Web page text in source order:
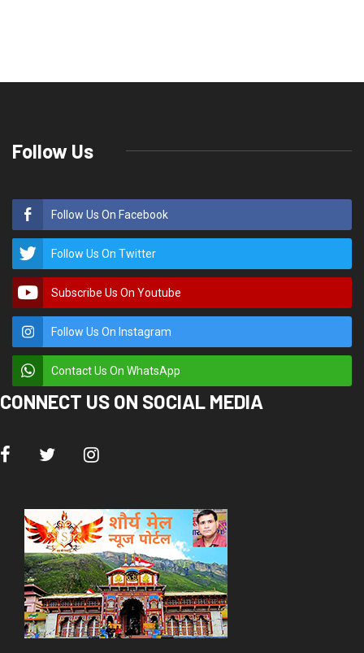
यूकेडी कार्यकर्ताओं ने कोतवाली का घेराव
किया
डोईवाला, लापता युवक की तलाश के लिए स्थानीय लोगों और यूकेडी कार्यकर्ताओं ने
डोईवाला पुलिस कोतवाली का घेराव किया। पुलिस की कार्यप्रणाली पर आक्रोश जताते हुए
लोगों ने कहा कि लापता सुभाष जोशी के मामले को लेकर पुलिस गंभीर नहीं है।
प्रदर्शनकारियों ने पुलिस से जल्द सुभाष की बरामदगी की मांग की।
रविवार को यूकेडी कार्यकर्ता ग्रामीणों संग डोईवाला कोतवाली पहुंचे। उन्होंने कोतवाल
निवासी सुभाष जोशी 30 अगस्त से लापता हैं। इसकी रिपोर्ट परिजनों और ग्रामीणों ने
अंदर इस घटना का खुलासा करने का आश्वासन दिया। इसके बाद ग्रामीण और यूकेडी
कार्यकर्ता शांत हुए और वापस लौटे। कोतवाली का घेराव करने वालों में यूकेडी जिला अध्यक्ष
संजय डोभाल, संरक्षक केंद्रपाल सिंह तोपवाल, प्रमोद डोभाल, सीमा रावत, पारेश्वर जोशी,
एसएल बिजल्वाण, राकेश शर्मा, सुशील बहुगुणा, नवल अमोली, मनोज ध्यानी, रानी बहुगुणा,
लता पंवार, कुसुम, राधा, बबली, सरिता, वीरेंद्र बिजल्वाण, परमजीत कौर, अनीता, ओम
प्रकाश, आदित्य, मोहन जोशी, विनोद राणा आदि शामिल रहे।